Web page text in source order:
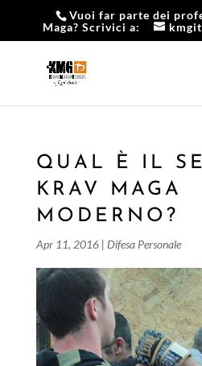
Vuoi far parte dei
Maga? Scrivici a:
QUAL È IL
KRAV MAGA
MODERNO?
Apr 11, 2016| Difesa Personale